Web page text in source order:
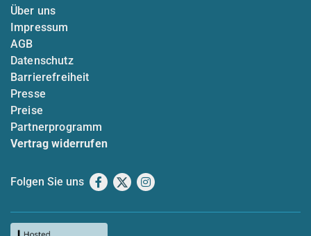
Über uns
Impressum
AGB
Datenschutz
Barrierefreiheit
Presse
Preise
Partnerprogramm
Vertrag widerrufen
Folgen Sie uns Facebook
X Instagram